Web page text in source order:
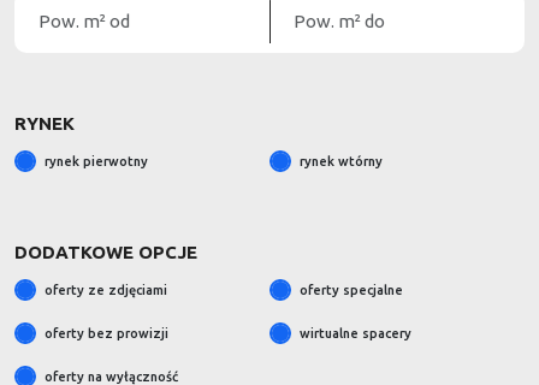
RYNEK
rynek pierwotny rynek wtórny
DODATKOWE OPCJE
oferty ze zdjęciami oferty specjalne
oferty bez prowizji wirtualne spacery
oferty na wyłączność